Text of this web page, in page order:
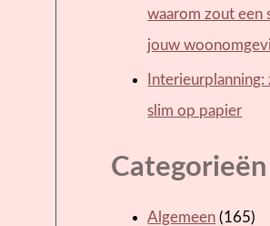
waarom zout een
jouw
slim op papier
Categorieën
Algemeen (165)